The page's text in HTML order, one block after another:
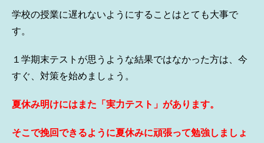
学校の授業に遅れないようにすることはとても大事で
す。
１学期末テストが思うような結果ではなかった方は、今
すぐ、対策を始めましょう。
夏休み明けにはまた「実力テスト」があります。
そこで挽回できるように夏休みに頑張って勉強しましょ